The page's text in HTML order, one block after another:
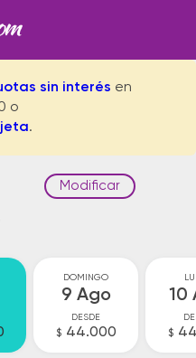
sin interés en
o
.
Modificar
DOMINGO
9 Ago
DESDE
$ 44.000
10
$